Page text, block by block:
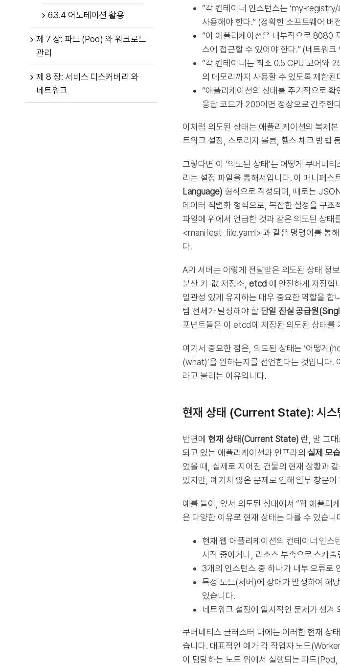
6.3.4 어노테이션 활용
제 7 장: 파드 (Pod) 와 워크로드
관리
제 8 장: 서비스 디스커버리 와
네트워크
“각 컨테이너 인스턴스는 ‘my-
사용해야 한다.” (정확한 소프트웨어 버
“이 애플리케이션은 내부적으로 8080
스에 접근할 수 있어야 한다.” (네트워크
“각 컨테이너는 최소 0.5 CPU 코어와
의 메모리까지 사용할 수 있도록 제한
“애플리케이션의 상태를 주기적으로
응답 코드가 200이면 정상으로 간주한
이처럼 의도된 상태는 애플리케이션의 복제
트워크 설정, 스토리지 볼륨, 헬스 체크 방법
그렇다면 이 ‘의도된 상태’는 어떻게 쿠버네
리는 설정 파일을 통해서입니다. 이 매니페스
Language) 형식으로 작성되며, 때로는
데이터 직렬화 형식으로, 복잡한 설정을 구조
파일에 위에서 언급한 것과 같은 의도된 상
<manifest_file.yaml> 과 같은 명령어를 통
다.
API 서버는 이렇게 전달받은 의도된 상태 정
분산 키-값 저장소, etcd 에 안전하게 저장합
일관성 있게 유지하는 매우 중요한 역할을
템 전체가 달성해야 할 단일 진실 공급원
포넌트들은 이 etcd에 저장된 의도된 상태를
여기서 중요한 점은, 의도된 상태는 ‘어떻게
(what)’을 원하는지를 선언한다는 것입니다.
라고 불리는 이유입니다.
현재 상태 (Current State): 시스
반면에 현재 상태(Current State) 란, 말 그
되고 있는 애플리케이션과 인프라의 실제 모습
었을 때, 실제로 지어진 건물의 현재 상황과
있지만, 예기치 않은 문제로 인해 일부 창문
예를 들어, 앞서 의도된 상태에서 “웹 애플리
은 다양한 이유로 현재 상태는 다를 수 있습니
현재 웹 애플리케이션의 컨테이너 인스
시작 중이거나, 리소스 부족으로 스케
3개의 인스턴스 중 하나가 내부 오류로
특정 노드(서버)에 장애가 발생하여 해
있습니다.
네트워크 설정에 일시적인 문제가 생겨
쿠버네티스 클러스터 내에는 이러한 현재 상
습니다. 대표적인 예가 각 작업자 노드
이 담당하는 노드 위에서 실행되는 파드